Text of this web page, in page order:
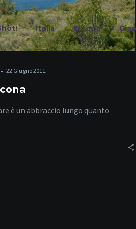
Italia Europa
da
- 22 Giugno 2011
è un abbraccio lungo quanto